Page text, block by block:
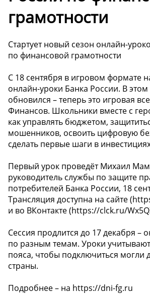
грамотности
Стартует новый сезон онлайн-
по финансовой грамотности
С 18 сентября в игровом формате
онлайн-уроки Банка России. В этом
обновился – теперь это игровая
Финансов. Школьники вместе с
как управлять бюджетом,
мошенников, освоить цифровую
сделать первые шаги в
Первый урок проведёт Михаил
руководитель службы по защите
потребителей Банка России, 18
Трансляция доступна на сайте
и во ВКонтакте (https://clck.ru/
Сессия продлится до 17 декабря –
по разным темам. Уроки
пояса, чтобы подключиться могли
страны.
Подробнее – на https://dni-fg.ru